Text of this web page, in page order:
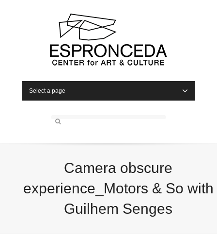
Select a page
Camera obscure
experience_Motors & So with
Guilhem Senges